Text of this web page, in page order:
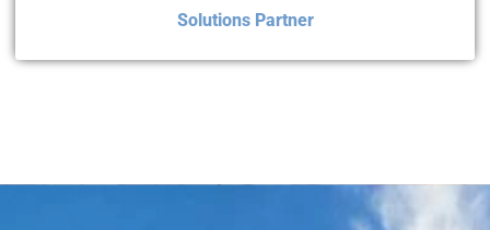
Solutions Partner